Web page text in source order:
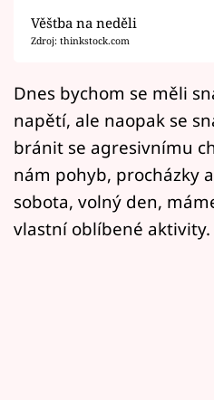
Filmový festival
Mámy sobě
Přihlášení
Věštba na neděli
Zdroj: thinkstock.com
Dnes bychom se měli
napětí, ale naopak se
bránit se agresivnímu
nám pohyb, procházky
sobota, volný den,
vlastní oblíbené aktivity.